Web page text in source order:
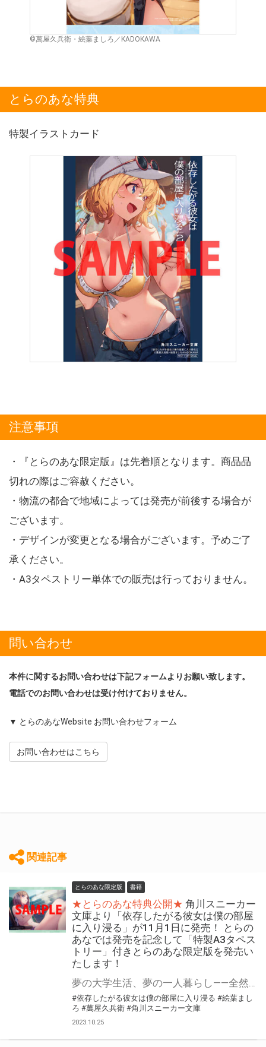
©萬屋久兵衛・絵葉ましろ／KADOKAWA
とらのあな特典
特製イラストカード
注意事項
・『とらのあな限定版』は先着順となります。商品品
切れの際はご容赦ください。
・物流の都合で地域によっては発売が前後する場合が
ございます。
・デザインが変更となる場合がございます。予めご了
承ください。
・A3タペストリー単体での販売は行っておりません。
問い合わせ
本件に関するお問い合わせは下記フォームよりお願い致します。
電話でのお問い合わせは受け付けておりません。
▼ とらのあなWebsite お問い合わせフォーム
お問い合わせはこちら
関連記事
とらのあな限定版 書籍
★とらのあな特典公開★ 角川スニーカー
文庫より「依存したがる彼女は僕の部屋
に入り浸る」が11月1日に発売！ とらの
あなでは発売を記念して「特製A3タペス
トリー」付きとらのあな限定版を発売い
たします！
夢の大学生活、夢の一人暮らし――全然ひとりにさせてくれません 角川スニーカー文庫より「依存したがる彼女は僕の部屋に入り浸る」が11月1日(水)に発売！ とらのあなでは発売を記念して「特製A3タペストリー付き」とらのあな限定版を発売いたします。 とらのあな限定版の数は限られていますので是非お早めにお求めください！
#依存したがる彼女は僕の部屋に入り浸る #絵葉まし
ろ #萬屋久兵衛 #角川スニーカー文庫
2023.10.25